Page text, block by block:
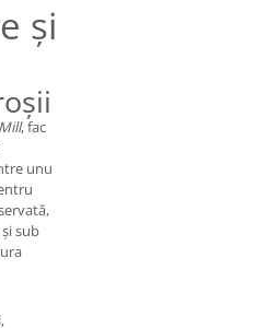
și
, fac
unu
sub